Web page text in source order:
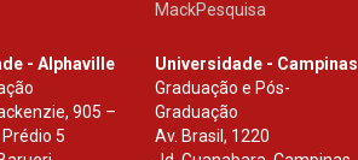
MackPesquisa
- Alphaville
905 –
5
Universidade - Campinas
Graduação e Pós-
Graduação
Av. Brasil, 1220